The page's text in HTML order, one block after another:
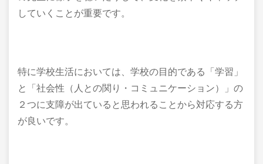
していくことが重要です。
特に学校生活においては、学校の目的である「学習」
と「社会性（人との関り・コミュニケーション）」の
２つに支障が出ていると思われることから対応する方
が良いです。